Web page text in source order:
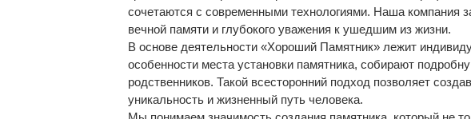
сочетаются с современными технологиями. Наша компания
вечной памяти и глубокого уважения к ушедшим из жизни.
В основе деятельности «Хороший Памятник» лежит
особенности места установки памятника, собирают
родственников. Такой всесторонний подход позволяет
уникальность и жизненный путь человека.